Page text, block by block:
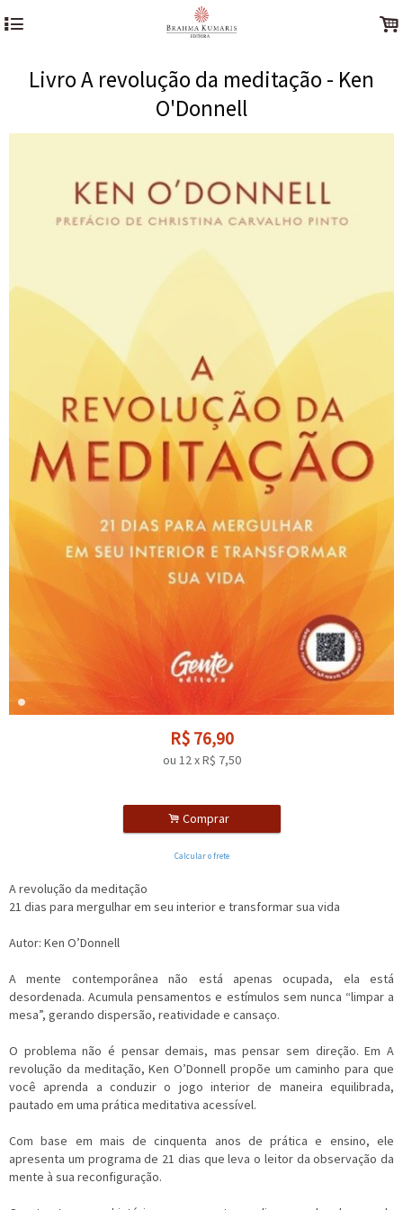
4 .
Livro A revolução da meditação - Ken
O'Donnell
R$ 76,90
ou 12xR$ 7,50
. Comprar
Calcular o frete
A revolução da meditação
21 dias para mergulhar em seu interior e transformar sua vida
Autor: Ken O’Donnell
A mente contemporânea não está apenas ocupada, ela está
desordenada. Acumula pensamentos e estímulos sem nunca “limpar a
mesa”, gerando dispersão, reatividade e cansaço.
O problema não é pensar demais, mas pensar sem direção. Em A
revolução da meditação, Ken O’Donnell propõe um caminho para que
você aprenda a conduzir o jogo interior de maneira equilibrada,
pautado em uma prática meditativa acessível.
Com base em mais de cinquenta anos de prática e ensino, ele
apresenta um programa de 21 dias que leva o leitor da observação da
mente à sua reconfiguração.